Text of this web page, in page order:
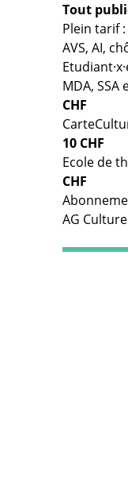
Tout
Plein tarif :
AVS, AI,
MDA, SSA
CHF
10 CHF
Ecole de
CHF
AG